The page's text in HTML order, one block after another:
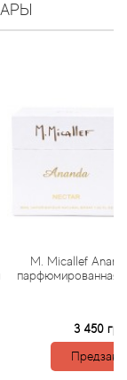
M. Micallef Ananda
вода
3 450 грн
Предзаказ